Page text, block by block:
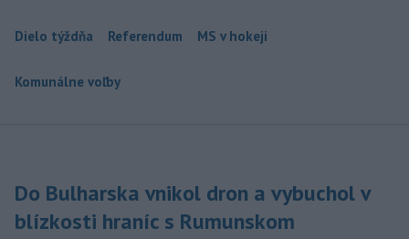
Dielo týždňa Referendum MS v hokeji
Komunálne voľby
Do Bulharska vnikol dron a vybuchol v
blízkosti hraníc s Rumunskom